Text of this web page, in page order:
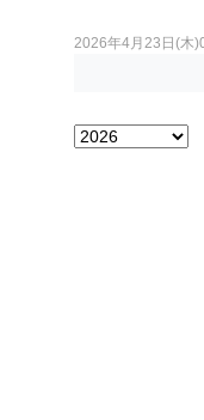
2026年4月23日(木